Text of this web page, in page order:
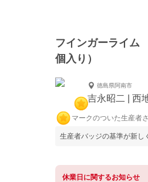
フインガーライ
個入り）
徳島県阿南市
吉永昭二 | 西
マークのついた生産者
生産者バッジの基準が新し
休業日に関するお知らせ